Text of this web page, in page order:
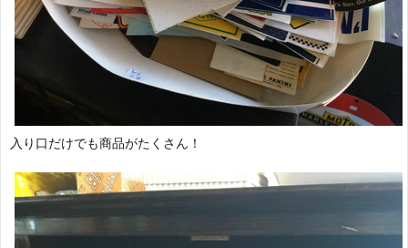
入り口だけでも商品がたくさん！